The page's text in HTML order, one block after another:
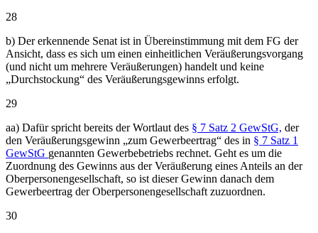
28
b) Der erkennende Senat ist in Übereinstimmung mit dem FG der
Ansicht, dass es sich um einen einheitlichen Veräußerungsvorgang
(und nicht um mehrere Veräußerungen) handelt und keine
„Durchstockung“ des Veräußerungsgewinns erfolgt.
29
aa) Dafür spricht bereits der Wortlaut des § 7 Satz 2 GewStG, der
den Veräußerungsgewinn „zum Gewerbeertrag“ des in § 7 Satz 1
GewStG genannten Gewerbebetriebs rechnet. Geht es um die
Zuordnung des Gewinns aus der Veräußerung eines Anteils an der
Oberpersonengesellschaft, so ist dieser Gewinn danach dem
Gewerbeertrag der Oberpersonengesellschaft zuzuordnen.
30